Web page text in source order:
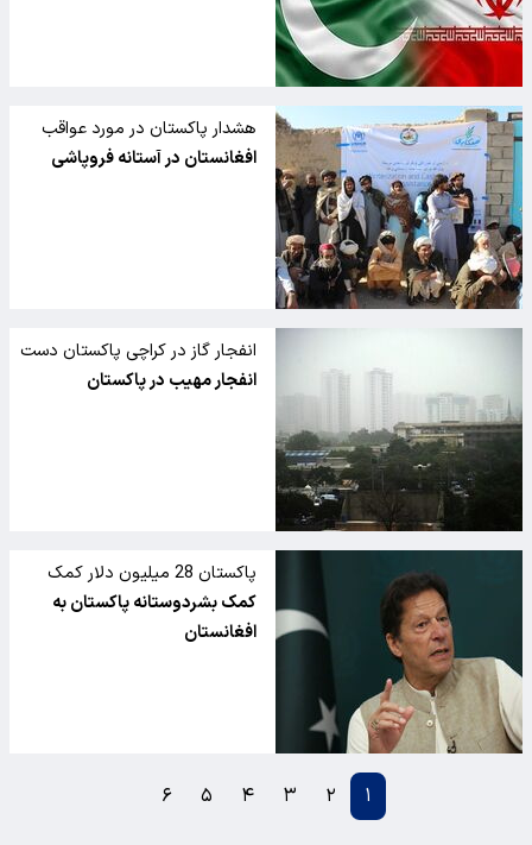
هشدار پاکستان در مورد عواقب
"فروپاشی اقتصادی" افغانستان
افغانستان در آستانه فروپاشی
انفجار گاز در کراچی پاکستان دست
کم 10 کشته بر جای گذاشت
انفجار مهیب در پاکستان
پاکستان 28 میلیون دلار کمک
بشردوستانه به افغانستان متعهد
شد
کمک بشردوستانه پاکستان به
افغانستان
۱ ۲ ۳ ۴ ۵ ۶